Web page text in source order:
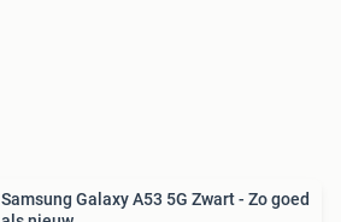
Samsung Galaxy A53 5G Zwart - Zo goed